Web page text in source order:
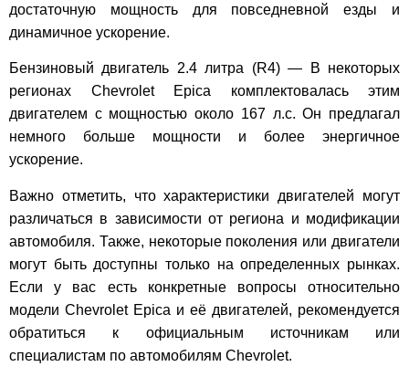
достаточную мощность для повседневной езды и
динамичное ускорение.
Бензиновый двигатель 2.4 литра (R4) — В некоторых
регионах Chevrolet Epica комплектовалась этим
двигателем с мощностью около 167 л.с. Он предлагал
немного больше мощности и более энергичное
ускорение.
Важно отметить, что характеристики двигателей могут
различаться в зависимости от региона и модификации
автомобиля. Также, некоторые поколения или двигатели
могут быть доступны только на определенных рынках.
Если у вас есть конкретные вопросы относительно
модели Chevrolet Epica и её двигателей, рекомендуется
обратиться к официальным источникам или
специалистам по автомобилям Chevrolet.